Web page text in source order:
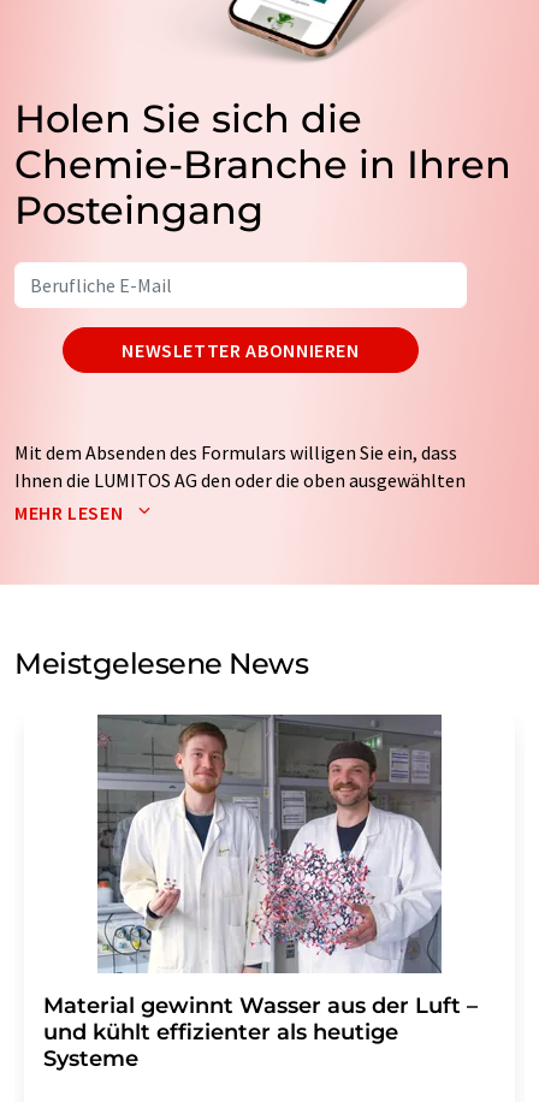
Holen Sie sich die
Chemie-Branche in Ihren
Posteingang
NEWSLETTER ABONNIEREN
Mit dem Absenden des Formulars willigen Sie ein, dass
Ihnen die LUMITOS AG den oder die oben ausgewählten
Newsletter per E-Mail zusendet. Ihre Daten werden
auf Basis unsererDatenschutzerklärung. LUMITOS darf
Meinungsforschung per E-Mail kontaktieren. Ihre
Einwilligung können Sie jederzeit ohne Angabe von
Str. 2, 12489 Berlin oder per E-Mail unter
widerruf@lumitos.commit Wirkung für die Zukunft
widerrufen. Zudem ist in jeder E-Mail ein Link zur
Abbestellung des entsprechenden Newsletters
enthalten.
MEHR LESEN
Meistgelesene News
Material gewinnt Wasser aus der Luft –
und kühlt effizienter als heutige
Systeme